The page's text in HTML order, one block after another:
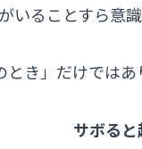
いることすら意識
き」だけではあ
サボる